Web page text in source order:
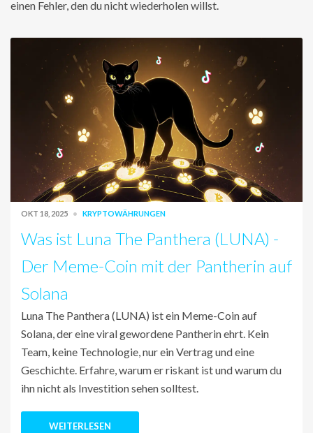
einen Fehler, den du nicht wiederholen willst.
OKT 18, 2025 KRYPTOWÄHRUNGEN
Was ist Luna The Panthera (LUNA) -
Der Meme-Coin mit der Pantherin auf
Solana
Luna The Panthera (LUNA) ist ein Meme-Coin auf
Solana, der eine viral gewordene Pantherin ehrt. Kein
Team, keine Technologie, nur ein Vertrag und eine
Geschichte. Erfahre, warum er riskant ist und warum du
ihn nicht als Investition sehen solltest.
WEITERLESEN